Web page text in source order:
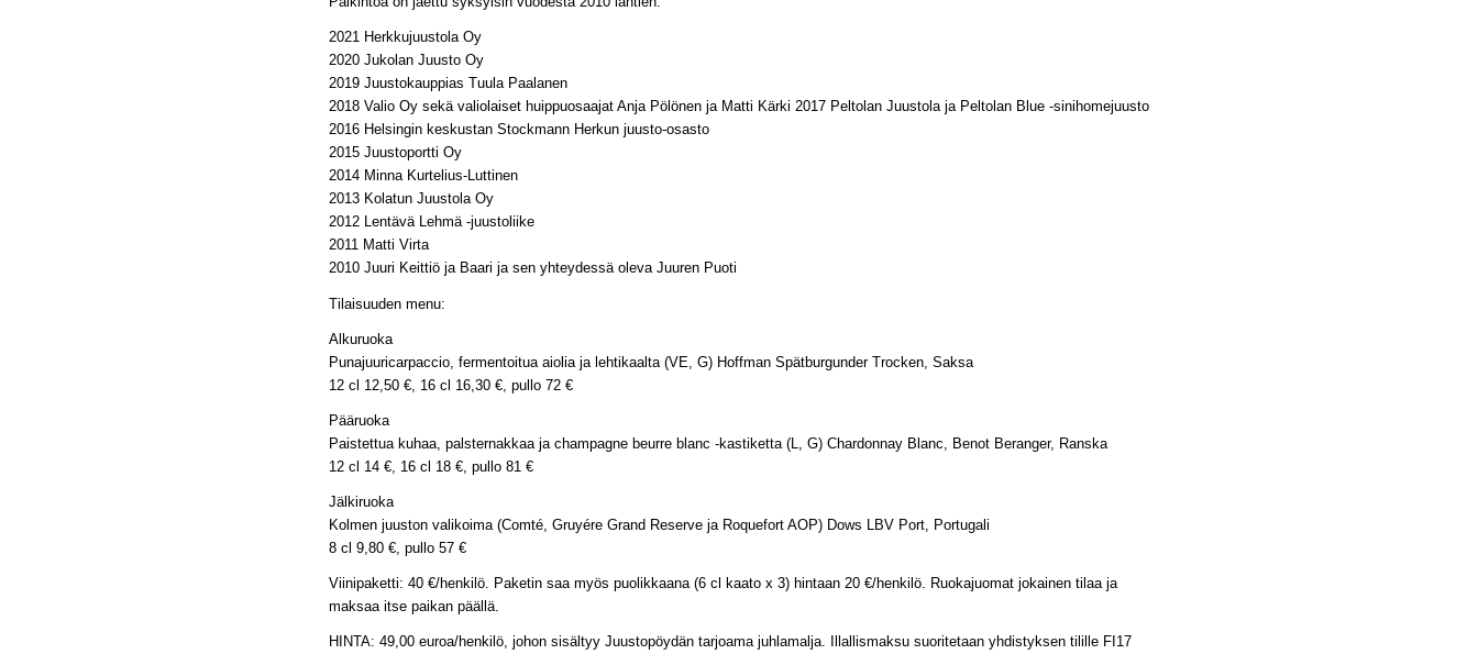
2021 Herkkujuustola Oy
2020 Jukolan Juusto Oy
2019 Juustokauppias Tuula Paalanen
2018 Valio Oy sekä valiolaiset huippuosaajat Anja Pölönen ja Matti Kärki 2017 Peltolan Juustola ja Peltolan Blue -sinihomejuusto
2016 Helsingin keskustan Stockmann Herkun juusto-osasto
2015 Juustoportti Oy
2014 Minna Kurtelius-Luttinen
2013 Kolatun Juustola Oy
2012 Lentävä Lehmä -juustoliike
2011 Matti Virta
2010 Juuri Keittiö ja Baari ja sen yhteydessä oleva Juuren Puoti
Tilaisuuden menu:
Alkuruoka
Punajuuricarpaccio, fermentoitua aiolia ja lehtikaalta (VE, G) Hoffman Spätburgunder Trocken, Saksa
12 cl 12,50 €, 16 cl 16,30 €, pullo 72 €
Pääruoka
Paistettua kuhaa, palsternakkaa ja champagne beurre blanc -kastiketta (L, G) Chardonnay Blanc, Benot Beranger, Ranska
12 cl 14 €, 16 cl 18 €, pullo 81 €
Jälkiruoka
Kolmen juuston valikoima (Comté, Gruyére Grand Reserve ja Roquefort AOP) Dows LBV Port, Portugali
8 cl 9,80 €, pullo 57 €
Viinipaketti: 40 €/henkilö. Paketin saa myös puolikkaana (6 cl kaato x 3) hintaan 20 €/henkilö. Ruokajuomat jokainen tilaa ja
maksaa itse paikan päällä.
HINTA: 49,00 euroa/henkilö, johon sisältyy Juustopöydän tarjoama juhlamalja. Illallismaksu suoritetaan yhdistyksen tilille FI17